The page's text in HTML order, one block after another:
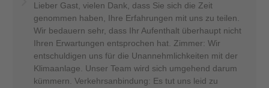
Lieber Gast, vielen Dank, dass Sie sich die Zeit
genommen haben, Ihre Erfahrungen mit uns zu teilen.
Wir bedauern sehr, dass Ihr Aufenthalt überhaupt nicht
Ihren Erwartungen entsprochen hat. Zimmer: Wir
entschuldigen uns für die Unannehmlichkeiten mit der
Klimaanlage. Unser Team wird sich umgehend darum
kümmern. Verkehrsanbindung: Es tut uns leid zu